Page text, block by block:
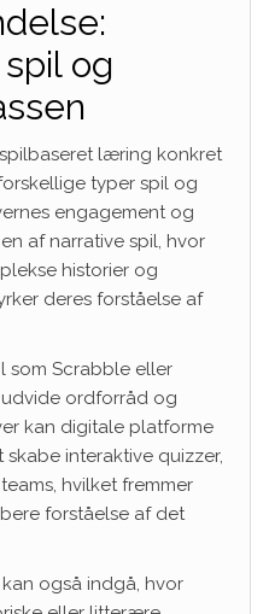
og
læring konkret
typer spil og
engagement og
af narrative spil, hvor
historier og
deres forståelse af
som Scrabble eller
ordforråd og
kan digitale platforme
interaktive quizzer,
hvilket fremmer
forståelse af det
også indgå, hvor